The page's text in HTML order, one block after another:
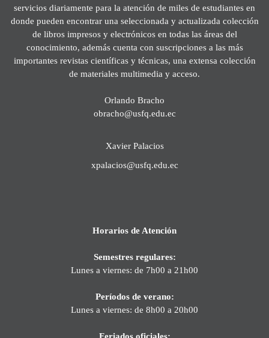
servicios diariamente para la atención de miles de estudiantes en
donde pueden encontrar una seleccionada y actualizada colección
de libros impresos y electrónicos en todas las áreas del
conocimiento, además cuenta con suscripciones a las más
importantes revistas científicas y técnicas, una extensa colección
de materiales multimedia y acceso.
Orlando Bracho
obracho@usfq.edu.ec
Xavier Palacios
xpalacios@usfq.edu.ec
Horarios de Atención
Semestres regulares:
Lunes a viernes: de 7h00 a 21h00
Períodos de verano:
Lunes a viernes: de 8h00 a 20h00
Feriados oficiales: